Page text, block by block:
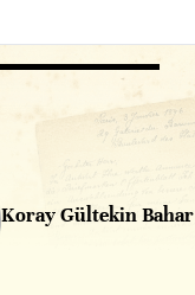
Koray Gültekin Bahar